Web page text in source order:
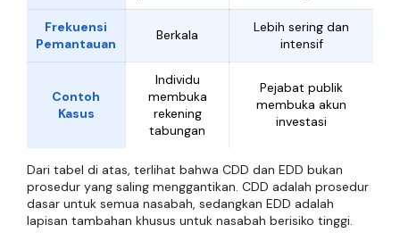
Frekuensi
Pemantauan
Berkala
Lebih sering dan
intensif
Contoh
Kasus
Individu
membuka
rekening
tabungan
Pejabat publik
membuka akun
investasi
Dari tabel di atas, terlihat bahwa CDD dan EDD bukan
prosedur yang saling menggantikan. CDD adalah prosedur
dasar untuk semua nasabah, sedangkan EDD adalah
lapisan tambahan khusus untuk nasabah berisiko tinggi.